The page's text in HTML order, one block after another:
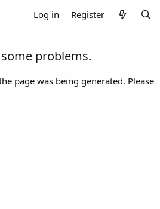
Log in Register
problems.
page was being generated. Please